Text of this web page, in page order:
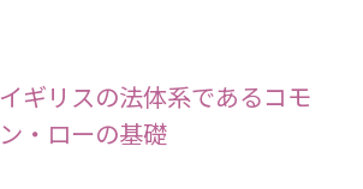
イギリスの法体系であるコモ
ン・ローの基礎